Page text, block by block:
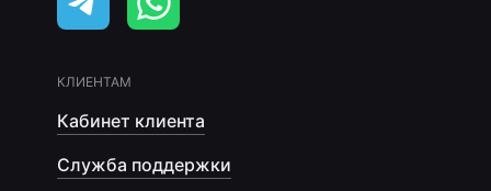
КЛИЕНТАМ
Кабинет клиента
Служба поддержки